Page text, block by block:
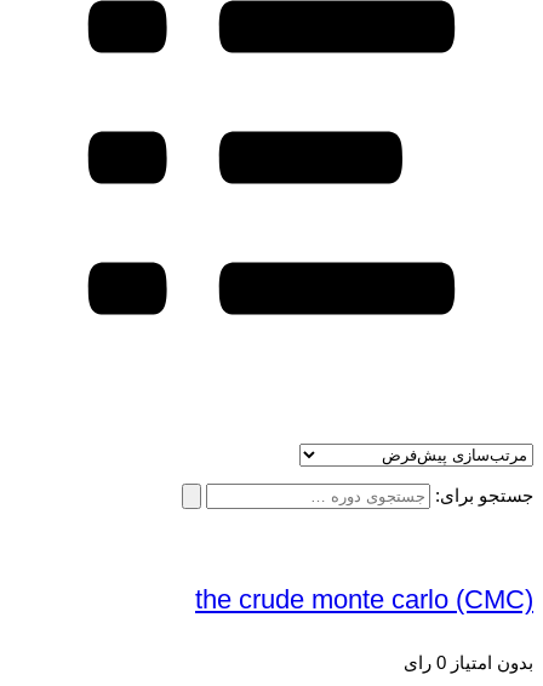
جستجو برای:
the crude monte carlo (CMC)
بدون امتیاز 0 رای